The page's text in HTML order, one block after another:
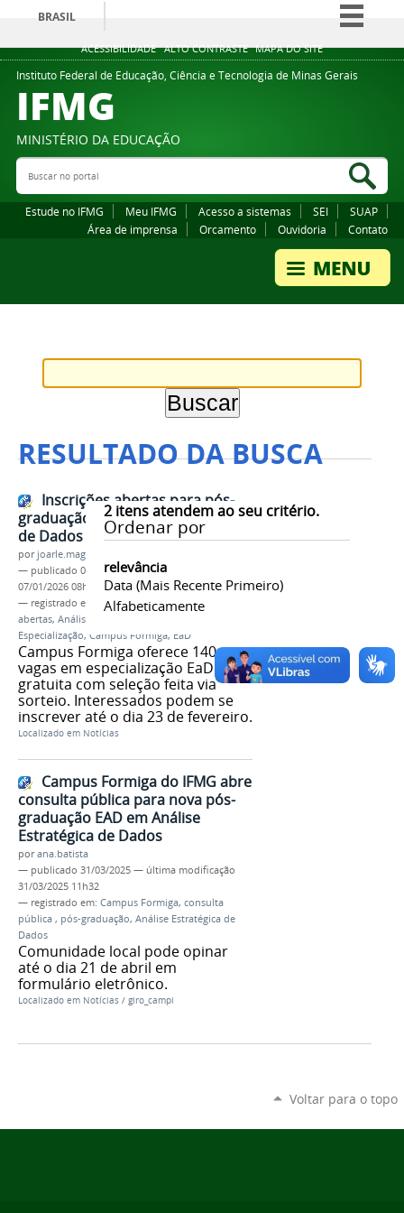
ACESSIBILIDADE ALTO CONTRASTE MAPA DO SITE
BRASIL
Simplifique!
Comunica BR
Legislação
Instituto Federal de Educação, Ciência e Tecnologia de Minas Gerais
IFMG
MINISTÉRIO DA EDUCAÇÃO
Buscar no portal
Estude no IFMG Meu IFMG Acesso a sistemas SEI
SUAP
Área de imprensa
Orcamento Ouvidoria Contato
RESULTADO DA BUSCA
2itens atendem ao seu critério.
Ordenar por
relevância
Data (mais Recente Primeiro)
Alfabeticamente
Inscrições abertas para pós-
graduação em Análise Estratégica
de Dados
por joarle.magalhaes
— publicado 06/01/2026—última modificação
07/01/2026 08h54
— registrado em:
Pós-graduação,Inscrições
abertas, Análise Estratégica de Dados
Especialização, Campus Formiga, EaD
Campus Formiga oferece 140
vagas em especialização EaD
gratuita com seleção feita via
sorteio. Interessados podem se
inscrever até o dia 23 de fevereiro.
Localizado em Notícias
Campus Formiga do IFMG abre
consulta pública para nova pós-
graduação EAD em Análise
Estratégica de Dados
porana.batista
— publicado 31/03/2025 — última modificação
31/03/2025 11h32
— registrado em: Campus Formiga, consulta
pública , pós-graduação, Análise Estratégica de
Dados
Comunidade local pode opinar
até o dia 21 de abril em
formulário eletrônico.
Localizado em Notícias / giro_campi
Voltar para o topo